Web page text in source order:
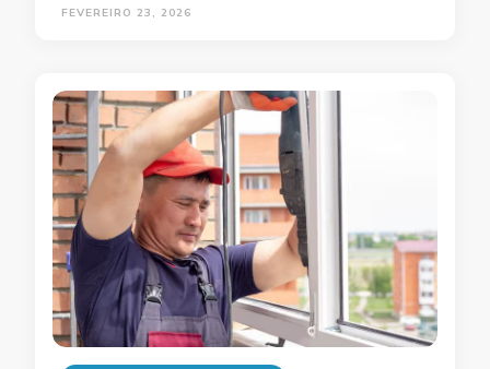
FEVEREIRO 23, 2026